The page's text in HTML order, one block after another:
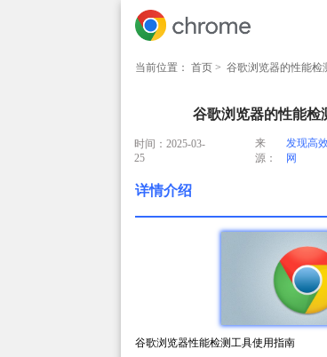
当前位置： 首页 > 谷歌浏览器的性能检
谷歌浏览器的性能检
时间：2025-03-
25
来
源：
发现高
网
详情介绍
谷歌浏览器性能检测工具使用指南